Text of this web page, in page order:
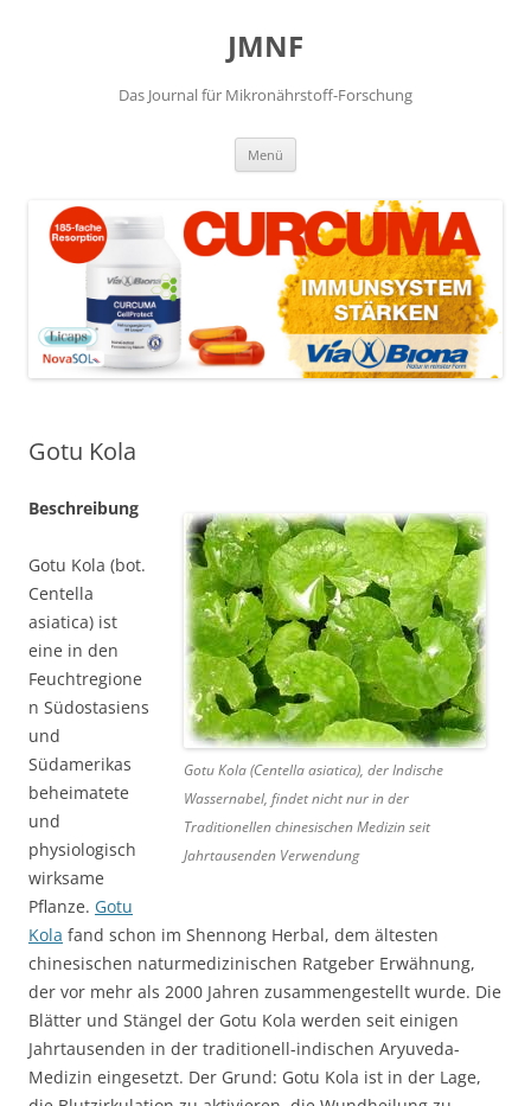
JMNF
Das Journal für Mikronährstoff-Forschung
Menü
Gotu Kola
Gotu Kola (Centella asiatica), der Indische
Wassernabel, findet nicht nur in der
Traditionellen chinesischen Medizin seit
Jahrtausenden Verwendung
Beschreibung
Gotu Kola (bot.
Centella
asiatica) ist
eine in den
Feuchtregione
n Südostasiens
und
Südamerikas
beheimatete
und
physiologisch
wirksame
Pflanze. Gotu
Kola fand schon im Shennong Herbal, dem ältesten
chinesischen naturmedizinischen Ratgeber Erwähnung,
der vor mehr als 2000 Jahren zusammengestellt wurde. Die
Blätter und Stängel der Gotu Kola werden seit einigen
Jahrtausenden in der traditionell-indischen Aryuveda-
Medizin eingesetzt. Der Grund: Gotu Kola ist in der Lage,